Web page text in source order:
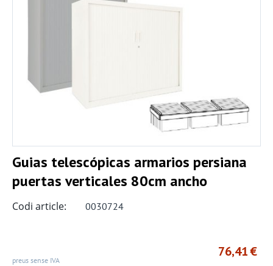
Guias telescópicas armarios persiana
puertas verticales 80cm ancho
Codi article: 0030724
76,41€
preus sense IVA